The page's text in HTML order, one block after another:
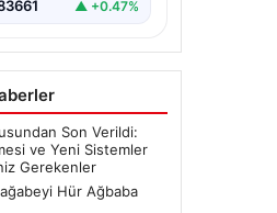
▲ +0.47%
Son Verildi:
ve Yeni Sistemler
Gerekenler
ağabeyi Hür Ağbaba